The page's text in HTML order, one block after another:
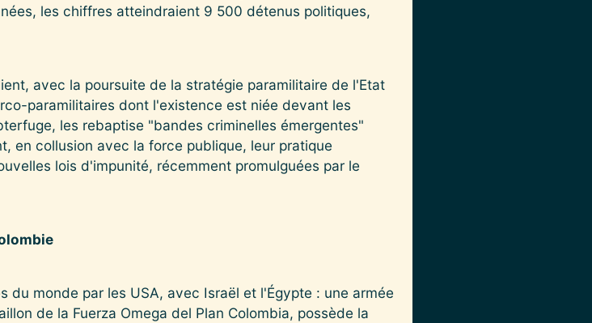
les chiffres atteindraient 9 500 détenus politiques,
avec la poursuite de la stratégie paramilitaire de l'Etat
paramilitaires dont l'existence est niée devant les
les rebaptise "bandes criminelles émergentes"
en collusion avec la force publique, leur pratique
lois d'impunité, récemment promulguées par le
du monde par les USA, avec Israël et l'Égypte : une armée
de la Fuerza Omega del Plan Colombia, possède la